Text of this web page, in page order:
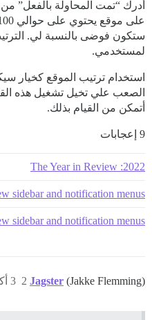
ستكون فوضى بالنسبة لي.
لمستخدمي.
استخدام ترتيب الموقع كخيار
الصعب علي تخيل تشغيل هذه
أتمكن من القيام بذلك.
9 إعجابات
2022: The Year in Review
sidebar and notification menus!
sidebar and notification menus!
Jagster (Jakke Flemming) 3 أكتوبر 2022، 1:13م 2